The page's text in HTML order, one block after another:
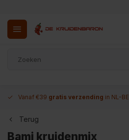
Vanaf €39 gratis verzending in NL-BE
Terug
Bami kruidenmix